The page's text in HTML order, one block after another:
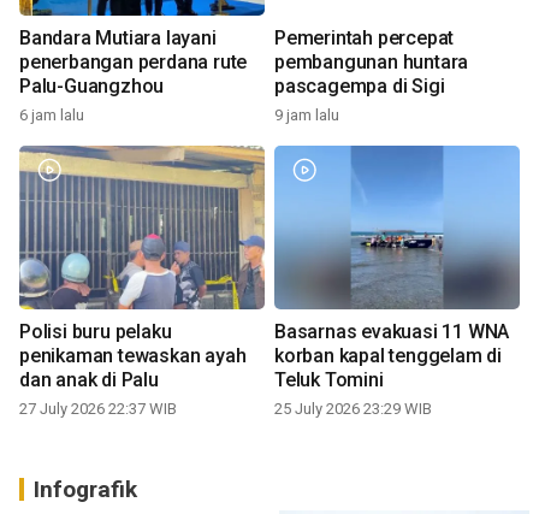
Bandara Mutiara layani
penerbangan perdana rute
Palu-Guangzhou
6 jam lalu
Pemerintah percepat
pembangunan huntara
pascagempa di Sigi
9 jam lalu
Polisi buru pelaku
penikaman tewaskan ayah
dan anak di Palu
27 July 2026 22:37 WIB
Basarnas evakuasi 11 WNA
korban kapal tenggelam di
Teluk Tomini
25 July 2026 23:29 WIB
Infografik